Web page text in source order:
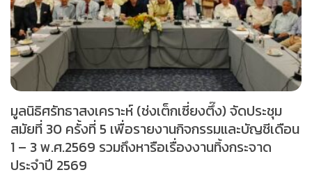
มูลนิธิศรัทธาสงเคราะห์ (ช่งเต็กเซี่ยงตึ๊ง) จัดประชุม
สมัยที่ 30 ครั้งที่ 5 เพื่อรายงานกิจกรรมและบัญชีเดือน
1 – 3 พ.ศ.2569 รวมถึงหารือเรื่องงานทิ้งกระจาด
ประจำปี 2569